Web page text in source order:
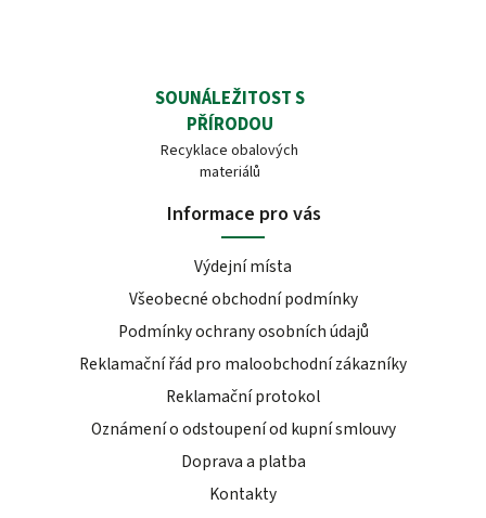
SOUNÁLEŽITOST S
PŘÍRODOU
Recyklace obalových
materiálů
Informace pro vás
Výdejní místa
Všeobecné obchodní podmínky
Podmínky ochrany osobních údajů
Reklamační řád pro maloobchodní zákazníky
Reklamační protokol
Oznámení o odstoupení od kupní smlouvy
Doprava a platba
Kontakty